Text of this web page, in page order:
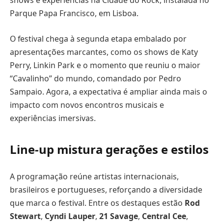
Parque Papa Francisco, em Lisboa.
O festival chega à segunda etapa embalado por
apresentações marcantes, como os shows de Katy
Perry, Linkin Park e o momento que reuniu o maior
“Cavalinho” do mundo, comandado por Pedro
Sampaio. Agora, a expectativa é ampliar ainda mais o
impacto com novos encontros musicais e
experiências imersivas.
Line-up mistura gerações e estilos
A programação reúne artistas internacionais,
brasileiros e portugueses, reforçando a diversidade
que marca o festival. Entre os destaques estão Rod
Stewart, Cyndi Lauper, 21 Savage, Central Cee,